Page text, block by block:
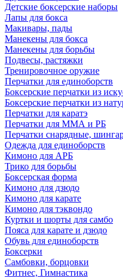
Детские боксерские наборы
Лапы для бокса
Макивары, пады
Манекены для бокса
Манекены для борьбы
Подвесы, растяжки
Тренировочное оружие
Перчатки для единоборств
Боксерские перчатки из
Боксерские перчатки из
Перчатки для каратэ
Перчатки для ММА и РБ
Перчатки снарядные,
Одежда для единоборств
Кимоно для АРБ
Трико для борьбы
Боксерская форма
Кимоно для дзюдо
Кимоно для карате
Кимоно для тэквондо
Куртки и шорты для самбо
Пояса для карате и дзюдо
Обувь для единоборств
Боксерки
Самбовки, борцовки
Фитнес, Гимнастика